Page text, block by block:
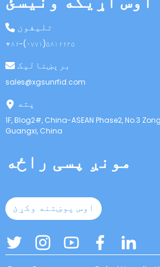
تلیفون
+۸۶-(۰۷۷۱)۵۸۱۶۶۲۵
برېښنالیک
sales@xgsunrfid.com
پته
1F, Blog2#, China-ASEAN Phase2, No.3
Guangxi, China
مونږ پسی راځه
اوس پوښتنه وکړئ